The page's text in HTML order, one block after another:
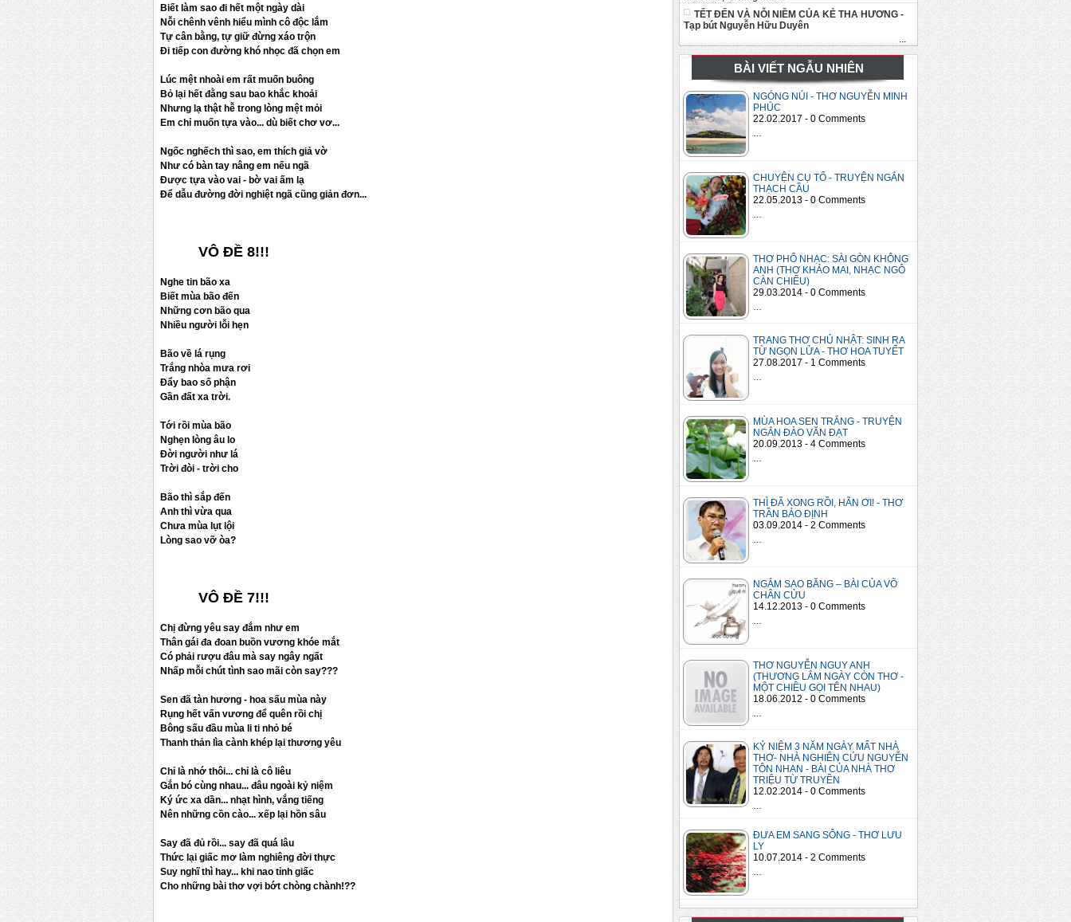
TẾT ĐẾN VÀ NỖI NIỀM CỦA KẺ THA HƯƠNG -
Tạp bút Nguyễn Hữu Duyên
BÀI VIẾT NGẪU NHIÊN
NGÓNG NÚI - THƠ NGUYỄN MINH
PHÚC
22.02.2017 - 0 Comments
CHUYỆN CỤ TỐ - TRUYỆN NGẮN
THẠCH CẦU
22.05.2013 - 0 Comments
THƠ PHỔ NHẠC: SÀI GÒN KHÔNG
ANH (THƠ KHẢO MAI, NHẠC NGÔ
CÀN CHIỂU)
29.03.2014 - 0 Comments
TRANG THƠ CHỦ NHẬT: SINH RA
TỪ NGỌN LỬA - THƠ HOA TUYẾT
27.08.2017 - 1 Comments
MÙA HOA SEN TRẮNG - TRUYỆN
NGẮN ĐÀO VĂN ĐẠT
20.09.2013 - 4 Comments
THÌ ĐÃ XONG RỒI, HÃN ƠI! - THƠ
TRẦN BẢO ĐỊNH
03.09.2014 - 2 Comments
NGẮM SAO BĂNG – BÀI CỦA VÕ
CHÂN CỬU
14.12.2013 - 0 Comments
THƠ NGUYỄN NGUY ANH
(THƯƠNG LẮM NGÀY CÒN THƠ -
MỘT CHIỀU GỌI TÊN NHAU)
18.06.2012 - 0 Comments
KỶ NIỆM 3 NĂM NGÀY MẤT NHÀ
THƠ- NHÀ NGHIÊN CỨU NGUYỄN
TÔN NHAN - BÀI CỦA NHÀ THƠ
TRIỆU TỪ TRUYỀN
12.02.2014 - 0 Comments
ĐƯA EM SANG SÔNG - THƠ LƯU
LY
10.07.2014 - 2 Comments
Biết làm sao đi hết một ngày dài
Nỗi chênh vênh hiểu mình cô độc lắm
Tự cân bằng, tự giữ đừng xáo trộn
Đi tiếp con đường khó nhọc đã chọn em
Lúc mệt nhoài em rất muốn buông
Bỏ lại hết đằng sau bao khắc khoải
Nhưng lạ thật hễ trong lòng mệt mỏi
Em chỉ muốn tựa vào... dù biết chơ vơ...
Ngốc nghếch thì sao, em thích giả vờ
Như có bàn tay nâng em nếu ngã
Được tựa vào vai - bờ vai ấm lạ
Để dẫu đường đời nghiệt ngã cũng giản đơn...
VÔ ĐỀ 8!!!
Nghe tin bão xa
Biết mùa bão đến
Những cơn bão qua
Nhiều người lỗi hẹn
Bão về lá rụng
Trắng nhòa mưa rơi
Đẩy bao số phận
Gần đất xa trời.
Tới rồi mùa bão
Nghẹn lòng âu lo
Đời người như lá
Trời đòi - trời cho
Bão thì sắp đến
Anh thì vừa qua
Chưa mùa lụt lội
Lòng sao vỡ òa?
VÔ ĐỀ 7!!!
Chị đừng yêu say đắm như em
Thân gái đa đoan buồn vương khóe mắt
Có phải rượu đâu mà say ngây ngất
Nhấp mỗi chút tình sao mãi còn say???
Sen đã tàn hương - hoa sấu mùa này
Rụng hết vấn vương để quên rồi chị
Bông sấu đầu mùa li ti nhỏ bé
Thanh thản lìa cành khép lại thương yêu
Chỉ là nhớ thôi... chỉ là cô liêu
Gắn bó cùng nhau... đâu ngoài kỷ niệm
Ký ức xa dần... nhạt hình, vắng tiếng
Nên những cồn cào... xếp lại hồn sâu
Say đã đủ rồi... say đã quá lâu
Thức lại giấc mơ làm nghiêng đời thực
Suy nghĩ thì hay... khi nao tỉnh giấc
Cho những bài thơ vợi bớt chòng chành!??